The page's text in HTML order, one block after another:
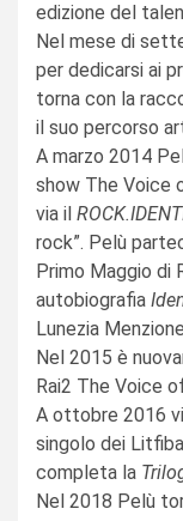
edizione del
Nel mese di
per dedicarsi ai
torna con la
il suo percorso
A marzo 2014
show The Voice
via il
rock”. Pelù
Primo Maggio di
autobiografia
Lunezia
Nel 2015 è
Rai2 The Voice
A ottobre 2016
singolo dei
completa la
Nel 2018 Pelù